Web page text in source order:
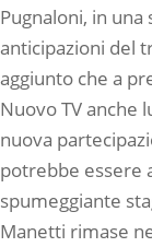
Pugnaloni, in
anticipazioni del
aggiunto che a
Nuovo TV anche
nuova
potrebbe essere
spumeggiante
Manetti rimase